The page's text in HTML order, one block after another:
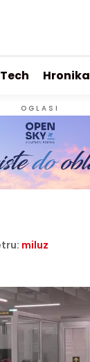
Tech Hronika
OGLASI
miluz